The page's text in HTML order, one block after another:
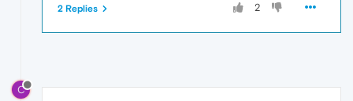
2
2 Replies
C